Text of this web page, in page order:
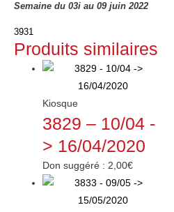
Semaine du 03i au 09 juin 2022
3931
Produits similaires
Kiosque
3829 – 10/04 -
> 16/04/2020
Don suggéré :2,00€